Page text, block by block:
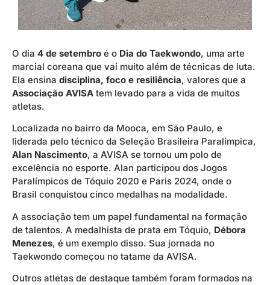
O dia 4 de setembro é o Dia do Taekwondo, uma arte
marcial coreana que vai muito além de técnicas de luta.
Ela ensina disciplina, foco e resiliência, valores que a
Associação AVISA tem levado para a vida de muitos
atletas.
Localizada no bairro da Mooca, em São Paulo, e
liderada pelo técnico da Seleção Brasileira Paralímpica,
Alan Nascimento, a AVISA se tornou um polo de
excelência no esporte. Alan participou dos Jogos
Paralímpicos de Tóquio 2020 e Paris 2024, onde o
Brasil conquistou cinco medalhas na modalidade.
A associação tem um papel fundamental na formação
de talentos. A medalhista de prata em Tóquio, Débora
Menezes, é um exemplo disso. Sua jornada no
Taekwondo começou no tatame da AVISA.
Outros atletas de destaque também foram formados na